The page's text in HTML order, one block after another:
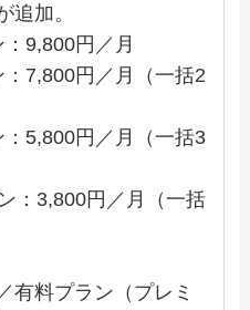
追加。
9,800円／月
7,800円／月（一括2
：5,800円／月（一括3
：3,800円／月（一括
有料プラン（プレミ